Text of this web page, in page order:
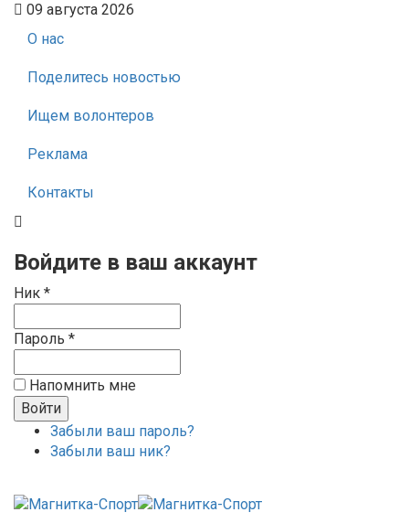
09 августа 2026
О нас
Поделитесь новостью
Ищем волонтеров
Реклама
Контакты
Войдите в ваш аккаунт
Ник *
Пароль *
Напомнить мне
Забыли ваш пароль?
Забыли ваш ник?